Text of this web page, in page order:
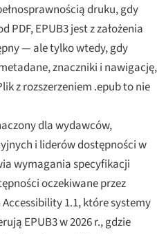
druku, gdy
PDF, EPUB3 jest z założenia
— ale tylko wtedy, gdy
znaczniki i nawigację,
z rozszerzeniem .epub to nie
dla wydawców,
i liderów dostępności w
wymagania specyfikacji
oczekiwane przez
1.1, które systemy
EPUB3 w 2026 r., gdzie